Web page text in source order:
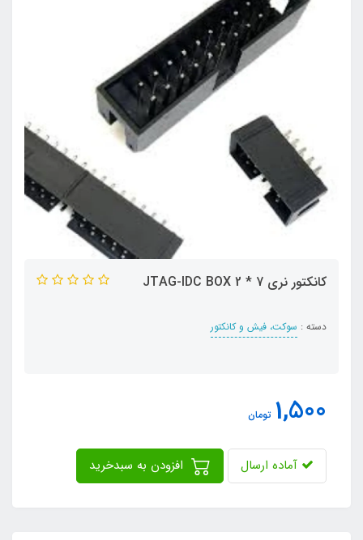
کانکتور نری 7 * 2 JTAG-IDC BOX
دسته : سوکت، فیش و کانکتور
1,500 تومان
آماده ارسال